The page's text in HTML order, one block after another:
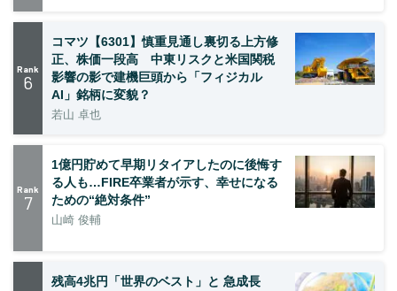
Rank
6
コマツ【6301】慎重見通し裏切る上方修
正、株価一段高 中東リスクと米国関税
影響の影で建機巨頭から「フィジカル
AI」銘柄に変貌？
若山 卓也
Rank
7
1億円貯めて早期リタイアしたのに後悔す
る人も…FIRE卒業者が示す、幸せになる
ための“絶対条件”
山崎 俊輔
残高4兆円「世界のベスト」と 急成長